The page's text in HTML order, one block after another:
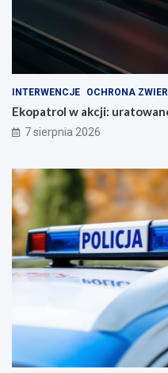
INTERWENCJE OCHRONA
Ekopatrol w akcji:
7 sierpnia 2026